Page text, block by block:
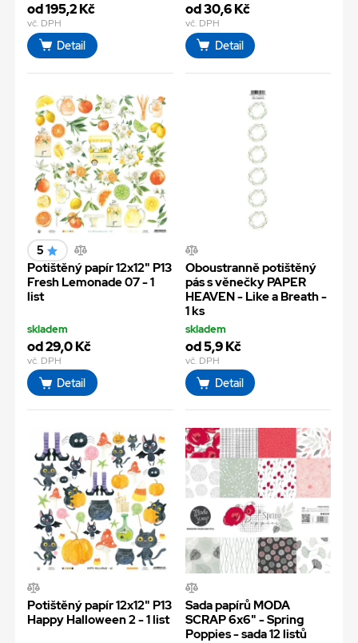
od 195,2 Kč
vč. DPH
Detail
od 30,6 Kč
vč. DPH
Detail
5
Potištěný papír 12x12" P13
Fresh Lemonade 07 - 1
list
skladem
od 29,0 Kč
vč. DPH
Detail
Oboustranně potištěný
pás s věnečky PAPER
HEAVEN - Like a Breath -
1 ks
skladem
od 5,9 Kč
vč. DPH
Detail
Potištěný papír 12x12" P13
Happy Halloween 2 - 1 list
Sada papírů MODA
SCRAP 6x6" - Spring
Poppies - sada 12 listů